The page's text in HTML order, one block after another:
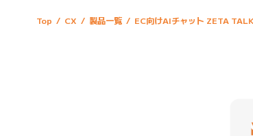
Top / CX / 製品一覧 / EC向けAIチャット ZETA TALK